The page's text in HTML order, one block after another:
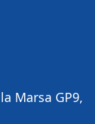
Marsa GP9,